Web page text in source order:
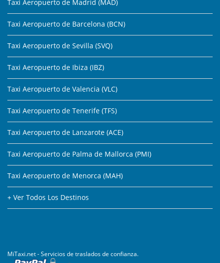
Taxi Aeropuerto de Madrid (MAD)
Taxi Aeropuerto de Barcelona (BCN)
Taxi Aeropuerto de Sevilla (SVQ)
Taxi Aeropuerto de Ibiza (IBZ)
Taxi Aeropuerto de Valencia (VLC)
Taxi Aeropuerto de Tenerife (TFS)
Taxi Aeropuerto de Lanzarote (ACE)
Taxi Aeropuerto de Palma de Mallorca (PMI)
Taxi Aeropuerto de Menorca (MAH)
+ Ver Todos Los Destinos
MiTaxi.net - Servicios de traslados de confianza.